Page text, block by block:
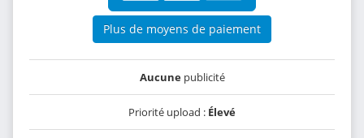
Plus de moyens de paiement
Aucunepublicité
Priorité upload : Élevé